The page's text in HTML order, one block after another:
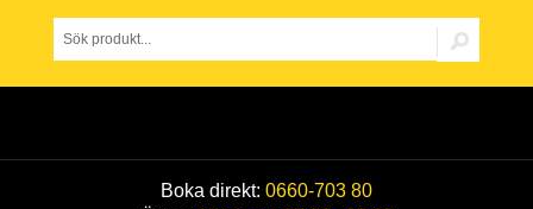
Boka direkt: 0660-703 80